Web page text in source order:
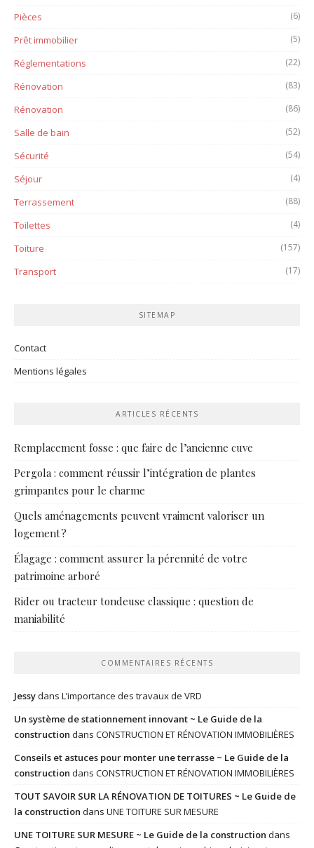
Pièces (6)
Prêt immobilier (5)
Réglementations (22)
Rénovation (83)
Rénovation (86)
Salle de bain (52)
Sécurité (54)
Séjour (4)
Terrassement (88)
Toilettes (4)
Toiture (157)
Transport (17)
SITEMAP
Contact
Mentions légales
ARTICLES RÉCENTS
Remplacement fosse : que faire de l’ancienne cuve
Pergola : comment réussir l’intégration de plantes
grimpantes pour le charme
Quels aménagements peuvent vraiment valoriser un
logement ?
Élagage : comment assurer la pérennité de votre
patrimoine arboré
Rider ou tracteur tondeuse classique : question de
maniabilité
COMMENTAIRES RÉCENTS
Jessydans L’importance des travaux de VRD
Un système de stationnement innovant ~ Le Guide de la
construction dans CONSTRUCTION ET RÉNOVATION IMMOBILIÈRES
Conseils et astuces pour monter une terrasse ~ Le Guide de la
construction dans CONSTRUCTION ET RÉNOVATION IMMOBILIÈRES
TOUT SAVOIR SUR LA RÉNOVATION DE TOITURES ~ Le Guide de
la construction dans UNE TOITURE SUR MESURE
UNE TOITURE SUR MESURE ~ Le Guide de la construction dans